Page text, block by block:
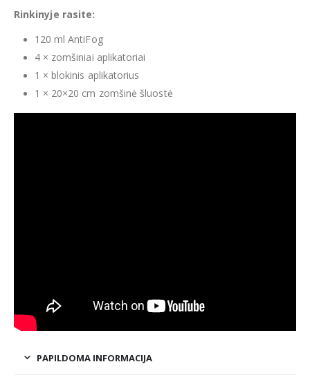
Rinkinyje rasite:
120 ml AntiFog
4 × zomšiniai aplikatoriai
1 × blokinis aplikatorius
1 × 20×20 cm zomšinė šluostė
PAPILDOMA INFORMACIJA